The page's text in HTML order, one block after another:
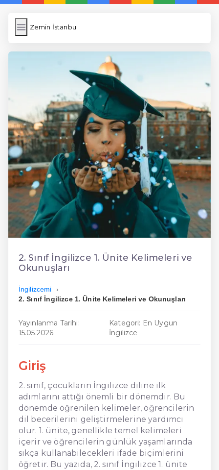
Zemin İstanbul
Zemin İstanbul
Resim Yükle
Wordpress Cache
Anasayfa
5 Günde İngilizce
İngilizce
Dil Eğitimi
En Hızlı İngilizce
En Kolay İngilizce
En Ucuz İngilizce
En Uygun İngilizce
Hızlı İngilizce
2. Sınıf İngilizce 1. Ünite Kelimeleri ve
Okunuşları
İngilizcemi
2. Sınıf İngilizce 1. Ünite Kelimeleri ve Okunuşları
Yayınlanma Tarihi:
15.05.2026
Kategori: En Uygun
İngilizce
Giriş
2. sınıf, çocukların İngilizce diline ilk
adımlarını attığı önemli bir dönemdir. Bu
dönemde öğrenilen kelimeler, öğrencilerin
dil becerilerini geliştirmelerine yardımcı
olur. 1. ünite, genellikle temel kelimeleri
içerir ve öğrencilerin günlük yaşamlarında
sıkça kullanabilecekleri ifade biçimlerini
öğretir. Bu yazıda, 2. sınıf İngilizce 1. ünite